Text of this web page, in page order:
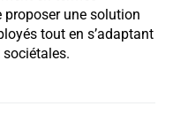
proposer une solution
tout en s’adaptant